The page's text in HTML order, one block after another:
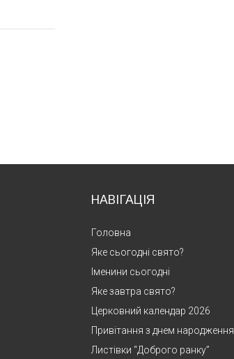
НАВІГАЦІЯ
Головна
Яке сьогодні свято?
Іменини сьогодні
Яке завтра свято?
Церковний календар 2026
Привітання з днем народження
Листівки “Доброго ранку”